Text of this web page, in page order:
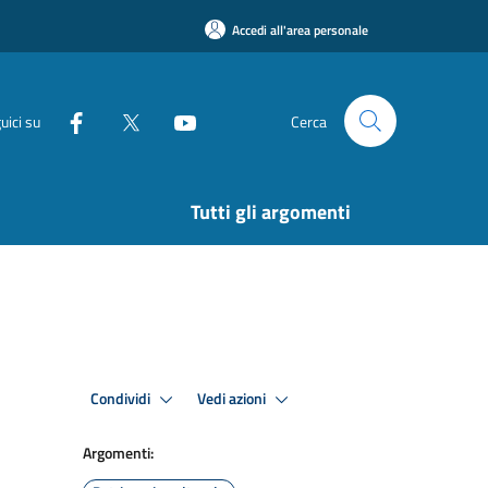
Accedi all'area personale
su Cerca
Tutti gli argomenti
Condividi Vedi azioni
Argomenti: